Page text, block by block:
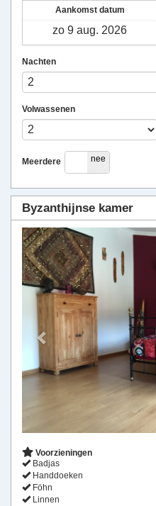
Aankomst datum
Nachten
Volwassenen
Meerdere
ja nee
Byzanthijnse kamer
Previous
Voorzieningen
Badjas
Handdoeken
Föhn
Linnen